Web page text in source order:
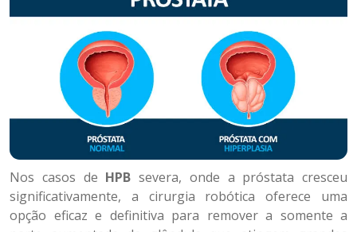
Nos casos de HPB severa, onde a próstata cresceu
significativamente, a cirurgia robótica oferece uma
opção eficaz e definitiva para remover a somente a